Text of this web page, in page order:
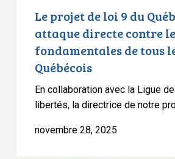
libertés
fondamentales
Le projet de loi 9 du
attaque directe contre
fondamentales de tous
Québécois
En collaboration avec la Ligue
libertés, la directrice de notre
novembre 28, 2025